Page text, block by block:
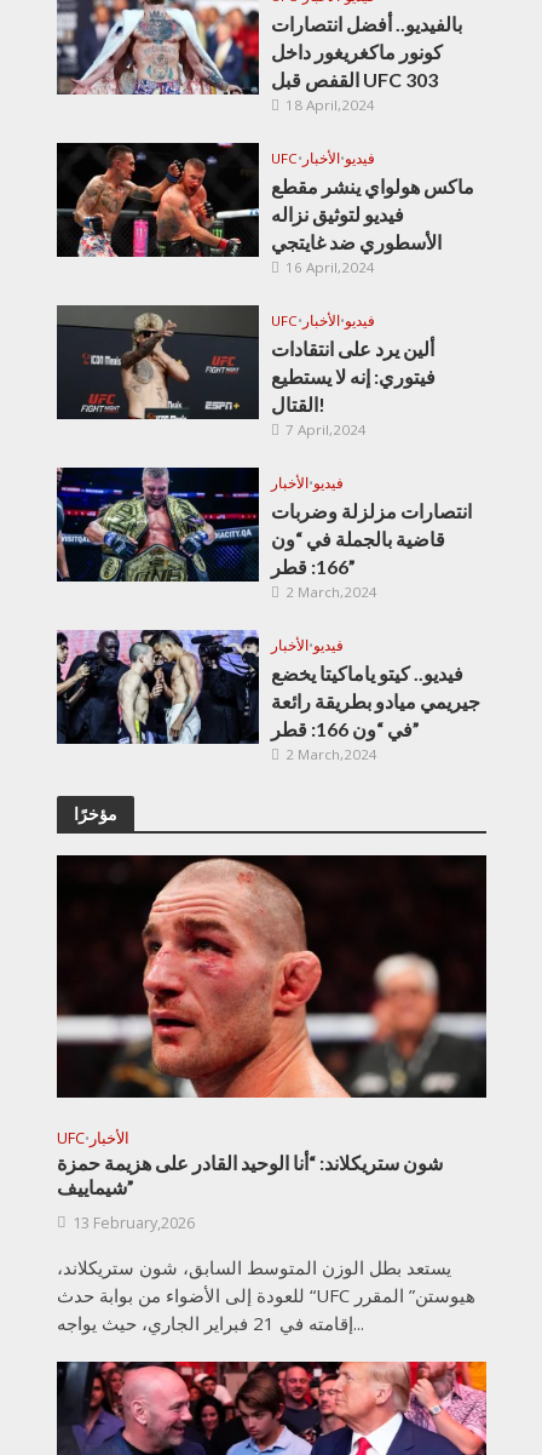
بالفيديو.. أفضل انتصارات
كونور ماكغريغور داخل
القفص قبل UFC 303
18 April,2024
UFC• الأخبار•فيديو
ماكس هولواي ينشر مقطع
فيديو لتوثيق نزاله
الأسطوري ضد غايتجي
16 April,2024
UFC• الأخبار•فيديو
ألين يرد على انتقادات
فيتوري: إنه لا يستطيع
القتال!
7 April,2024
الأخبار•فيديو
انتصارات مزلزلة وضربات
قاضية بالجملة في “ون
166: قطر”
2 March,2024
الأخبار•فيديو
فيديو.. كيتو ياماكيتا يخضع
جيريمي ميادو بطريقة رائعة
في “ون 166: قطر”
2 March,2024
مؤخرًا
UFC• الأخبار
شون ستريكلاند: “أنا الوحيد القادر على هزيمة حمزة
شيماييف”
13 February,2026
يستعد بطل الوزن المتوسط السابق، شون ستريكلاند،
للعودة إلى الأضواء من بوابة حدث “UFC هيوستن” المقرر
إقامته في 21 فبراير الجاري، حيث يواجه...